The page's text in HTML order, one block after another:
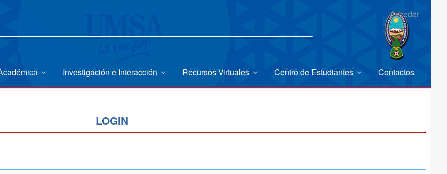
Acceder
Investigación e Interacción Recursos Virtuales Centro de Estudiantes Contactos
LOGIN